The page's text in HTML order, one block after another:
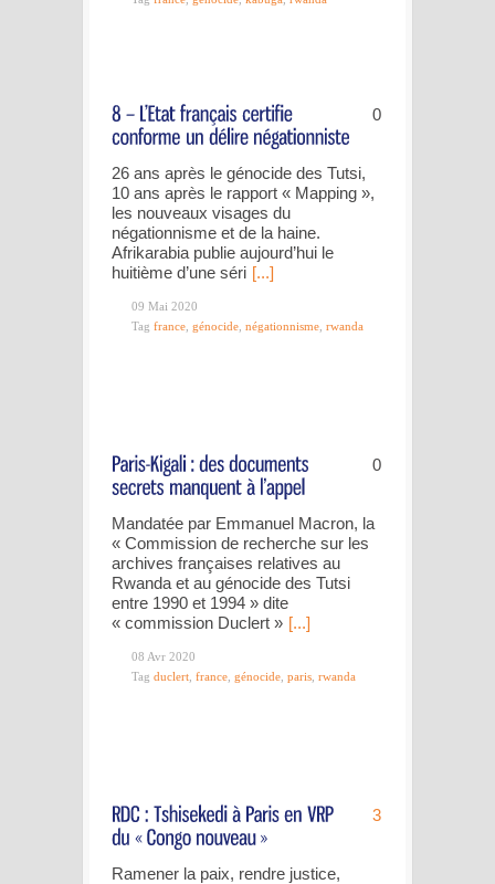
0
26 ans après le génocide des Tutsi,
10 ans après le rapport « Mapping »,
les nouveaux visages du
négationnisme et de la haine.
Afrikarabia publie aujourd’hui le
huitième d’une séri [...]
09 Mai 2020
Tag france génocide négationnisme rwanda
0
Mandatée par Emmanuel Macron, la
« Commission de recherche sur les
archives françaises relatives au
Rwanda et au génocide des Tutsi
entre 1990 et 1994 » dite
« commission Duclert » [...]
08 Avr 2020
Tag duclert france génocide paris rwanda
3
Ramener la paix, rendre justice,